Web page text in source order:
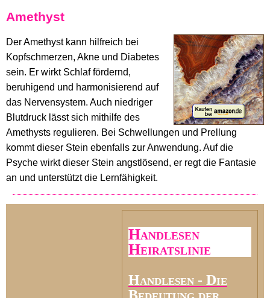
Amethyst
Der Amethyst kann hilfreich bei
Kopfschmerzen, Akne und Diabetes
sein. Er wirkt Schlaf fördernd,
beruhigend und harmonisierend auf
das Nervensystem. Auch niedriger
Blutdruck lässt sich mithilfe des
Amethysts regulieren. Bei Schwellungen und Prellung
kommt dieser Stein ebenfalls zur Anwendung. Auf die
Psyche wirkt dieser Stein angstlösend, er regt die Fantasie
an und unterstützt die Lernfähigkeit.
Handlesen
Heiratslinie
Handlesen - Die